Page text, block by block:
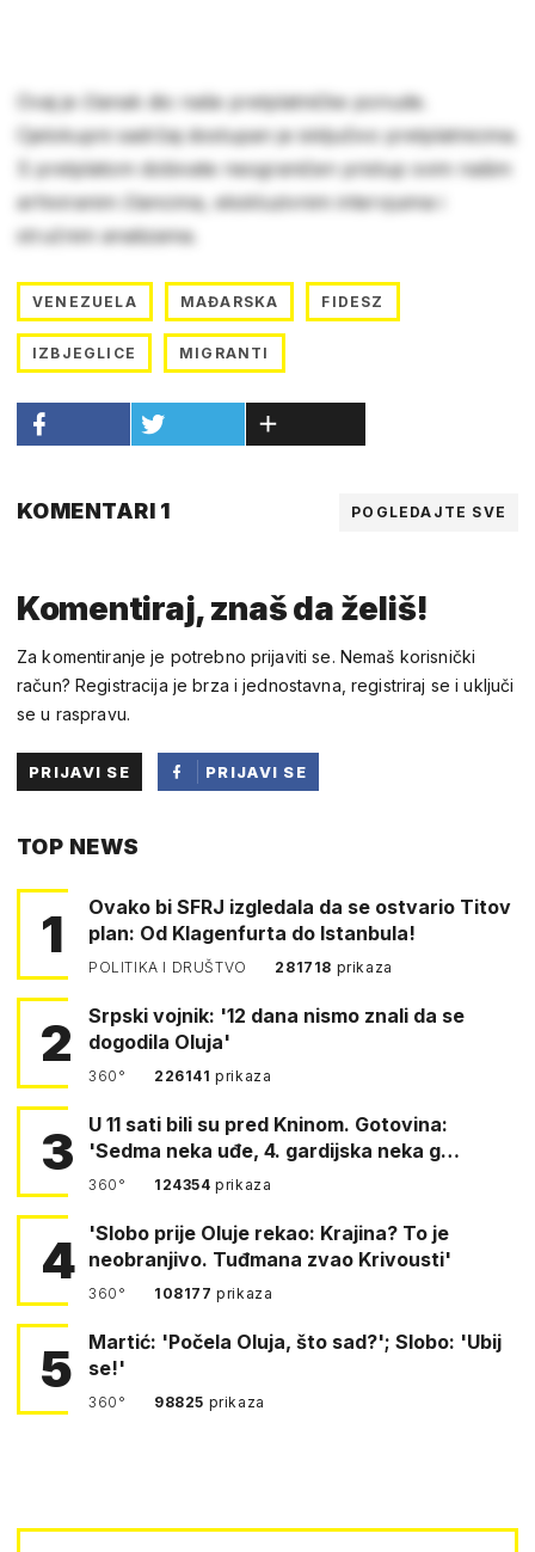
Ovaj je članak dio naše pretplatničke ponude.
Cjelokupni sadržaj dostupan je isključivo pretplatnicima.
S pretplatom dobivate neograničen pristup svim našim
arhiviranim člancima, ekskluzivnim intervjuima i
stručnim analizama.
VENEZUELA MAĐARSKA FIDESZ
IZBJEGLICE MIGRANTI
KOMENTARI 1 POGLEDAJTE SVE
Komentiraj, znaš da želiš!
Za komentiranje je potrebno prijaviti se. Nemaš korisnički
račun? Registracija je brza i jednostavna, registriraj se i uključi
se u raspravu.
PRIJAVI SE
PRIJAVI SE
TOP NEWS
1
Ovako bi SFRJ izgledala da se ostvario Titov
plan: Od Klagenfurta do Istanbula!
POLITIKA I DRUŠTVO 281718 prikaza
2
Srpski vojnik: '12 dana nismo znali da se
dogodila Oluja'
360° 226141prikaza
3
U 11 sati bili su pred Kninom. Gotovina:
'Sedma neka uđe, 4. gardijska neka g…
360° 124354prikaza
4
'Slobo prije Oluje rekao: Krajina? To je
neobranjivo. Tuđmana zvao Krivousti'
360° 108177prikaza
5
Martić: 'Počela Oluja, što sad?'; Slobo: 'Ubij
se!'
360° 98825 prikaza